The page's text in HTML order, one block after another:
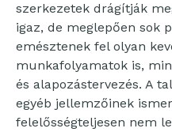
szerkezetek drágítják
igaz, de meglepően sok
emésztenek fel olyan
munkafolyamatok is,
és alapozástervezés. A
egyéb jellemzőinek
felelősségteljesen nem